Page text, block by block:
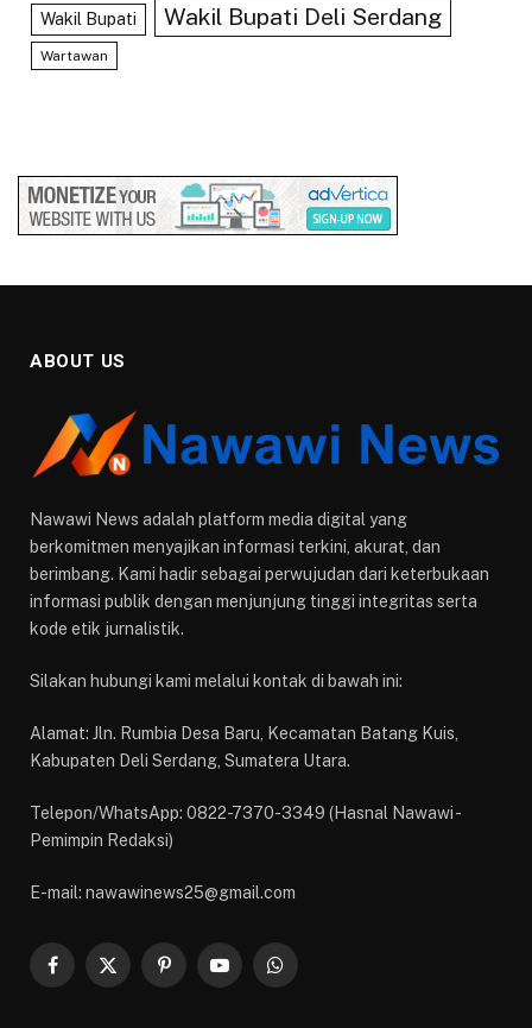
Wakil Bupati Wakil Bupati Deli Serdang
Wartawan
ABOUT US
Nawawi News adalah platform media digital yang
berkomitmen menyajikan informasi terkini, akurat, dan
berimbang. Kami hadir sebagai perwujudan dari keterbukaan
informasi publik dengan menjunjung tinggi integritas serta
kode etik jurnalistik.
Silakan hubungi kami melalui kontak di bawah ini:
Alamat: Jln. Rumbia Desa Baru, Kecamatan Batang Kuis,
Kabupaten Deli Serdang, Sumatera Utara.
Telepon/WhatsApp: 0822-7370-3349 (Hasnal Nawawi -
Pemimpin Redaksi)
E-mail: nawawinews25@gmail.com
Facebook
X
PinterestYouTubeWhatsApp